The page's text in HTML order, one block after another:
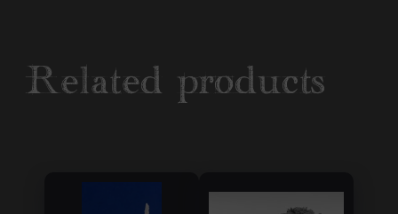
Related products